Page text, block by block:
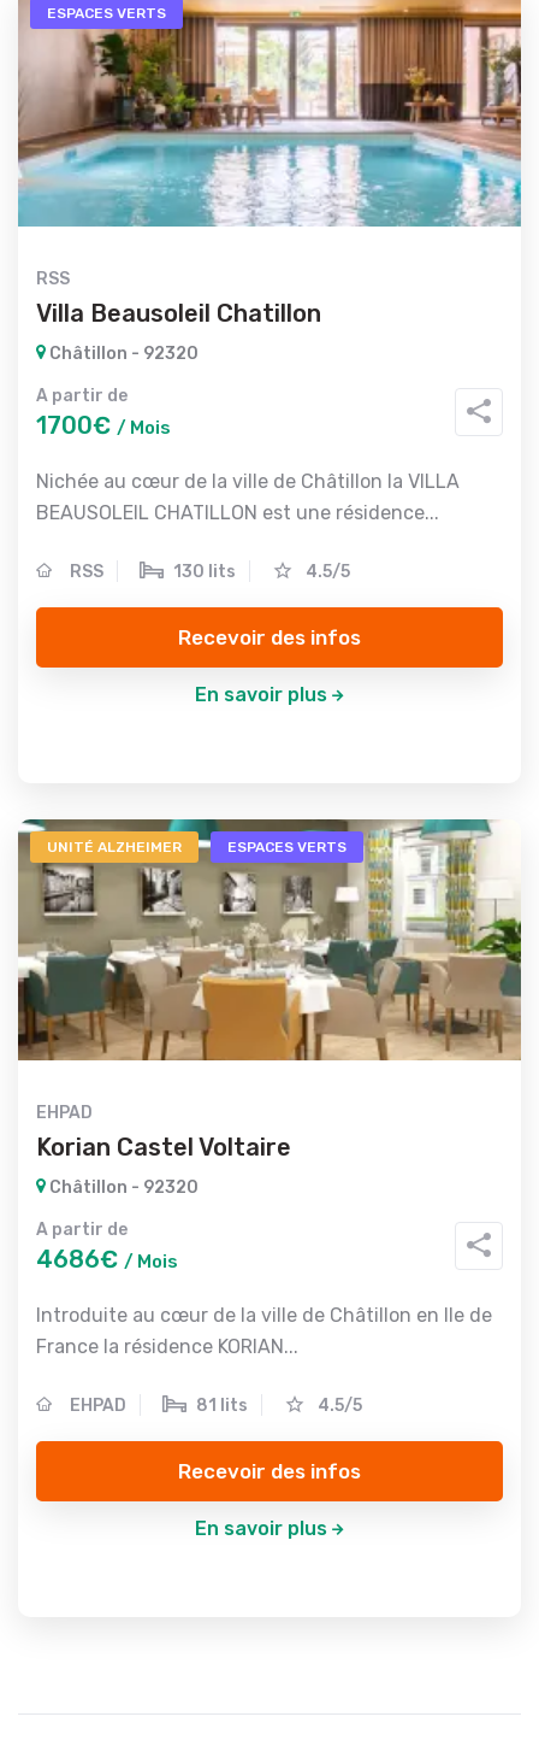
ESPACES VERTS
RSS
Villa Beausoleil Chatillon
Châtillon - 92320
A partir de
1700€ / Mois
Nichée au cœur de la ville de Châtillon la VILLA
BEAUSOLEIL CHATILLON est une résidence...
RSS 130 lits 4.5/5
Recevoir des infos
En savoir plus
UNITÉ ALZHEIMER ESPACES VERTS
EHPAD
Korian Castel Voltaire
Châtillon - 92320
A partir de
4686€ / Mois
Introduite au cœur de la ville de Châtillon en Ile de
France la résidence KORIAN...
EHPAD 81 lits 4.5/5
Recevoir des infos
En savoir plus